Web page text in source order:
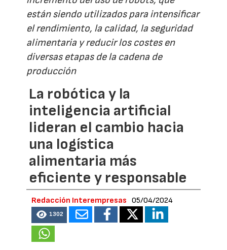
están siendo utilizados para intensificar
el rendimiento, la calidad, la seguridad
alimentaria y reducir los costes en
diversas etapas de la cadena de
producción
La robótica y la
inteligencia artificial
lideran el cambio hacia
una logística
alimentaria más
eficiente y responsable
Redacción Interempresas 05/04/2024
1302